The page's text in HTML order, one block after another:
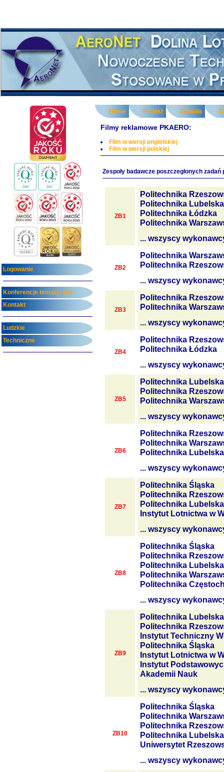
Logowanie
Konferencje tematyczne
Kontakt
Ludzkie
Techniczne
Home Projekt Zadania
Filmy reklamowe PKAERO:
Film w wersji angielskiej
Film w wersji polskiej
Zespoły badawcze poszczegłonych zadań
ZB1
Politechnika
Politechnika Lubelska
Politechnika Łódzka
Politechnika
... wszyscy
ZB2
Politechnika
Politechnika
... wszyscy
ZB3
Politechnika
Politechnika
... wszyscy
ZB4
Politechnika
Politechnika Łódzka
... wszyscy
ZB5
Politechnika Lubelska
Politechnika
Politechnika
... wszyscy
ZB6
Politechnika
Politechnika
Politechnika Lubelska
... wszyscy
ZB7
Politechnika Śląska
Politechnika
Politechnika Lubelska
Instytut Lotnictwa w
... wszyscy
ZB8
Politechnika Śląska
Politechnika
Politechnika Lubelska
Politechnika
Politechnika
... wszyscy
ZB9
Politechnika Lubelska
Politechnika
Instytut Techniczny
Politechnika Śląska
Instytut Lotnictwa w
Instytut
Akademii Nauk
... wszyscy
ZB10
Politechnika Śląska
Politechnika
Politechnika
Politechnika Lubelska
Uniwersytet
... wszyscy